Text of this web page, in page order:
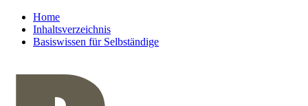
Home
Inhaltsverzeichnis
Basiswissen für Selbständige